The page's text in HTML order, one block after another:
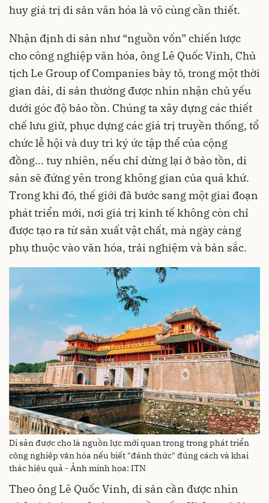
huy giá trị di sản văn hóa là vô cùng cần thiết.
Nhận định di sản như “nguồn vốn” chiến lược
cho công nghiệp văn hóa, ông Lê Quốc Vinh, Chủ
tịch Le Group of Companies bày tỏ, trong một thời
gian dài, di sản thường được nhìn nhận chủ yếu
dưới góc độ bảo tồn. Chúng ta xây dựng các thiết
chế lưu giữ, phục dựng các giá trị truyền thống, tổ
chức lễ hội và duy trì ký ức tập thể của cộng
đồng... tuy nhiên, nếu chỉ dừng lại ở bảo tồn, di
sản sẽ đứng yên trong không gian của quá khứ.
Trong khi đó, thế giới đã bước sang một giai đoạn
phát triển mới, nơi giá trị kinh tế không còn chỉ
được tạo ra từ sản xuất vật chất, mà ngày càng
phụ thuộc vào văn hóa, trải nghiệm và bản sắc.
Di sản được cho là nguồn lực mới quan trọng trong phát triển
công nghiệp văn hóa nếu biết "đánh thức" đúng cách và khai
thác hiệu quả - Ảnh minh họa: ITN
Theo ông Lê Quốc Vinh, di sản cần được nhìn